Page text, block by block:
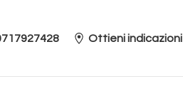
Ottieni indicazioni